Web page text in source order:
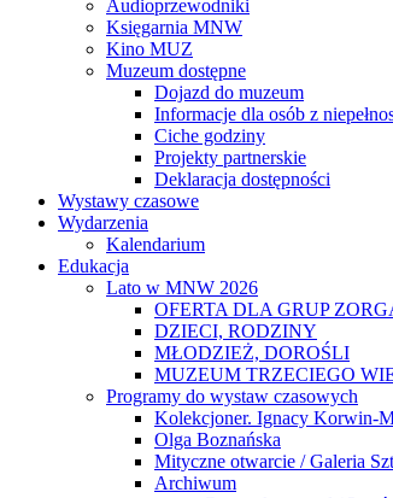
Audioprzewodniki
Księgarnia MNW
Kino MUZ
Muzeum dostępne
Dojazd do muzeum
Informacje dla osób z
Ciche godziny
Projekty partnerskie
Deklaracja dostępności
Wystawy czasowe
Wydarzenia
Kalendarium
Edukacja
Lato w MNW 2026
OFERTA DLA GRUP
DZIECI, RODZINY
MŁODZIEŻ, DOROŚLI
MUZEUM TRZECIEGO
Programy do wystaw czasowych
Kolekcjoner. Ignacy Korwin-
Olga Boznańska
Mityczne otwarcie / Galeria
Archiwum